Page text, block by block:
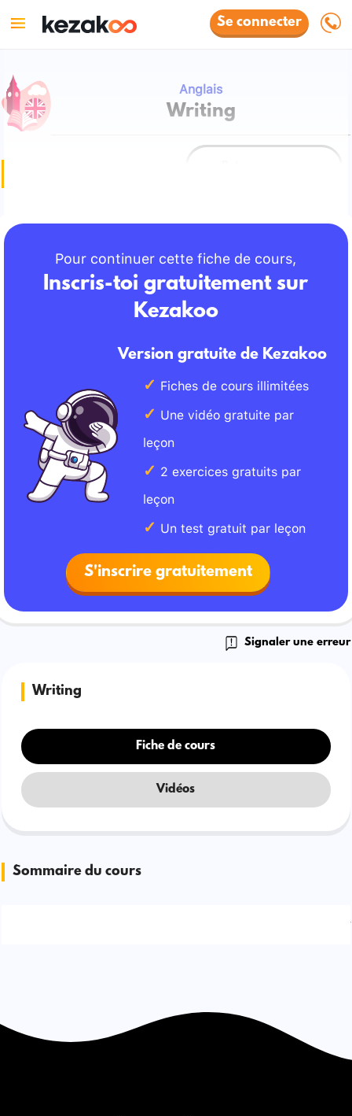
Se connecter
Anglais
Writing
Pour continuer cette fiche de cours,
Inscris-toi gratuitement sur
Kezakoo
Version gratuite de Kezakoo
Fiches de cours illimitées
Une vidéo gratuite par
leçon
2 exercices gratuits par
leçon
Un test gratuit par leçon
S'inscrire gratuitement
Signaler une erreur
Writing
Fiche de cours
Vidéos
Sommaire du cours